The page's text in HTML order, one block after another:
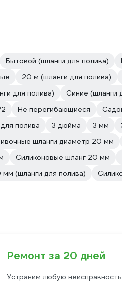
Бытовой (шланги для полива)
20 м (шланги для полива)
для полива) Синие (шланги
Не перегибающиеся
полива 3 дюйма 3 мм
шланги диаметр 20 мм
Силиконовые шланг 20 мм
(шланги для полива)
Ремонт за 20 дней
Устраним любую